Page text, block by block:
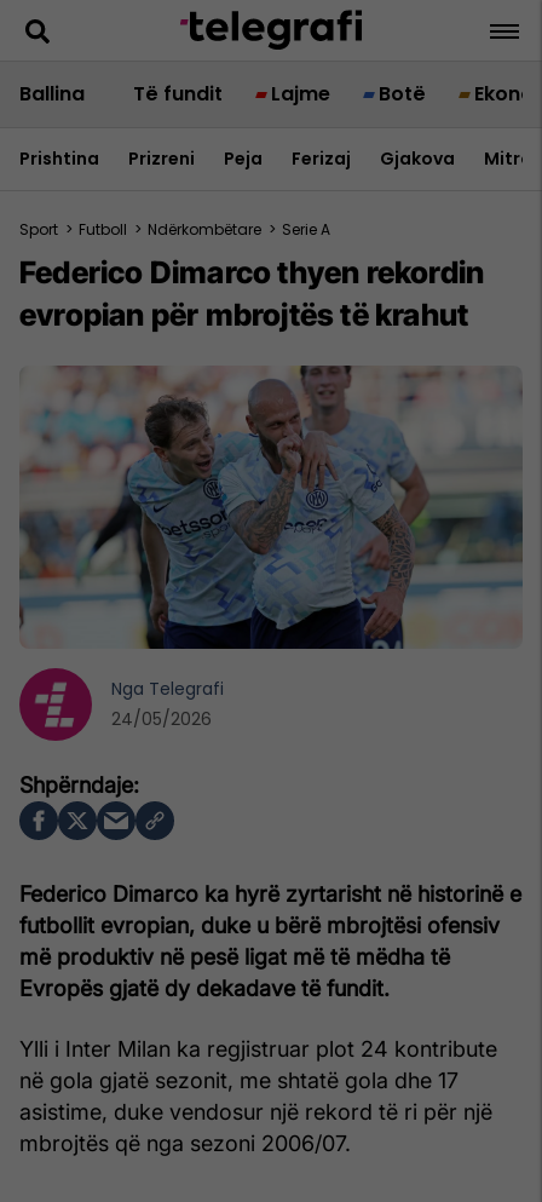
Ballina Të fundit Lajme Botë
Prishtina Prizreni Peja Ferizaj Gjakova
Sport > Futboll > Ndërkombëtare > Serie A
Federico Dimarco thyen rekordin
evropian për mbrojtës të krahut
Federico Dimarco ka hyrë zyrtarisht në historinë e
futbollit evropian, duke u bërë mbrojtësi ofensiv
më produktiv në pesë ligat më të mëdha të
Evropës gjatë dy dekadave të fundit.
Ylli i Inter Milan ka regjistruar plot 24 kontribute
në gola gjatë sezonit, me shtatë gola dhe 17
asistime, duke vendosur një rekord të ri për një
mbrojtës që nga sezoni 2006/07.
Nga Telegrafi
24/05/2026